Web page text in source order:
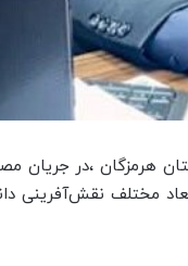
هرمزگان ،در جریان
مختلف نقش‌آفرینی